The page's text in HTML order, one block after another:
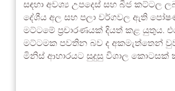
සඳහා අවශ්‍ය උපදෙස් සහ බීජ කට්ටල
දේශීය අල සහ පලා වර්ගවල ඇති
මට්ටමේ ප්‍රචාරණයක් දියත් කළ යුතුය.
මට්ටමක පවතින බව ද අකමැත්තෙන්
මිනිස් ආහාරයට සුදුසු විශාල කොටසක්